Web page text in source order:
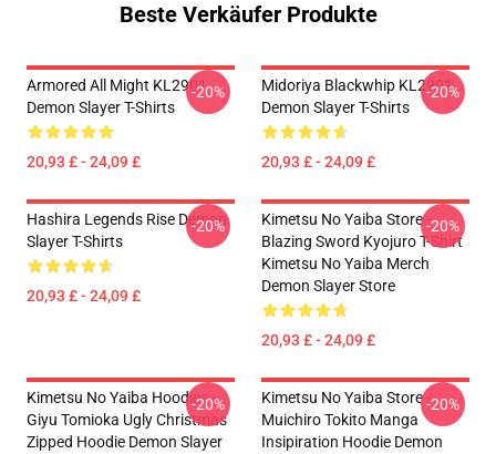
Beste Verkäufer Produkte
Armored All Might KL2901
Demon Slayer T-Shirts
20,93 £ - 24,09 £
-20%
Midoriya Blackwhip KL2901
Demon Slayer T-Shirts
20,93 £ - 24,09 £
-20%
Hashira Legends Rise Demon
Slayer T-Shirts
20,93 £ - 24,09 £
-20%
Kimetsu No Yaiba Store -
Blazing Sword Kyojuro T-Shirt
Kimetsu No Yaiba Merch
Demon Slayer Store
20,93 £ - 24,09 £
-20%
Kimetsu No Yaiba Hoodies -
Giyu Tomioka Ugly Christmas
Zipped Hoodie Demon Slayer
-20%
Kimetsu No Yaiba Store -
Muichiro Tokito Manga
Insipiration Hoodie Demon
-20%